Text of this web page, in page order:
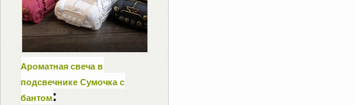
Ароматная свеча в
подсвечнике Сумочка с
бантом: